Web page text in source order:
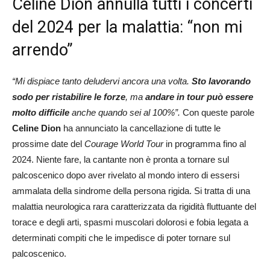
Celine Dion annulla tutti i concerti
del 2024 per la malattia: “non mi
arrendo”
“Mi dispiace tanto deludervi ancora una volta. Sto lavorando
sodo per ristabilire le forze, ma andare in tour può essere
molto difficile anche quando sei al 100%”. Con queste parole
Celine Dion ha annunciato la cancellazione di tutte le
prossime date del Courage World Tourin programma fino al
2024. Niente fare, la cantante non è pronta a tornare sul
palcoscenico dopo aver rivelato al mondo intero di essersi
ammalata della sindrome della persona rigida. Si tratta di una
malattia neurologica rara caratterizzata da rigidità fluttuante del
torace e degli arti, spasmi muscolari dolorosi e fobia legata a
determinati compiti che le impedisce di poter tornare sul
palcoscenico.